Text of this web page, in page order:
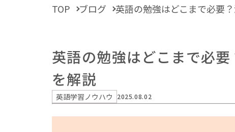
TOP ブログ 英語の勉強はどこまで必要
英語の勉強はどこまで必
を解説
英語学習ノウハウ 2025.08.02